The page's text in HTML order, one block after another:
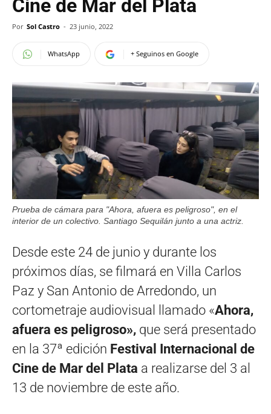
Cine de Mar del Plata
Por Sol Castro - 23 junio, 2022
WhatsApp + Seguinos en Google
Prueba de cámara para "Ahora, afuera es peligroso", en el
interior de un colectivo. Santiago Sequilán junto a una actriz.
Desde este 24 de junio y durante los
próximos días, se filmará en Villa Carlos
Paz y San Antonio de Arredondo, un
cortometraje audiovisual llamado «Ahora,
afuera es peligroso», que será presentado
en la 37ª edición Festival Internacional de
Cine de Mar del Plata a realizarse del 3 al
13 de noviembre de este año.